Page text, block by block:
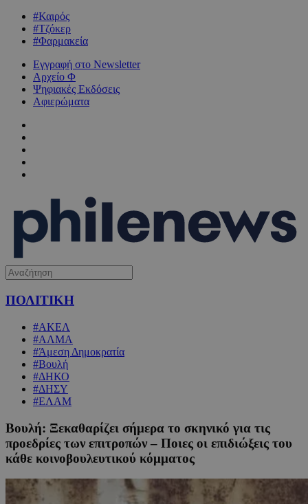
#Καιρός
#Τζόκερ
#Φαρμακεία
Εγγραφή στο Newsletter
Αρχείο Φ
Ψηφιακές Εκδόσεις
Αφιερώματα
ΠΟΛΙΤΙΚΗ
#ΑΚΕΛ
#ΑΛΜΑ
#Άμεση Δημοκρατία
#Βουλή
#ΔΗΚΟ
#ΔΗΣΥ
#ΕΛΑΜ
Βουλή: Ξεκαθαρίζει σήμερα το σκηνικό για τις
προεδρίες των επιτροπών – Ποιες οι επιδιώξεις του
κάθε κοινοβουλευτικού κόμματος